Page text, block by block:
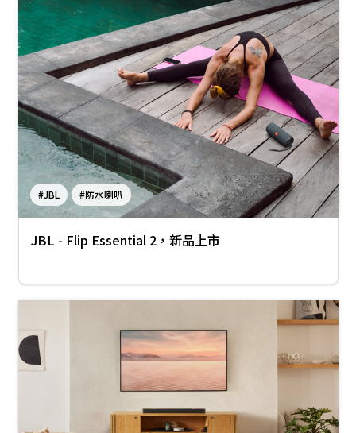
#JBL #防水喇叭
JBL - Flip Essential 2，新品上市